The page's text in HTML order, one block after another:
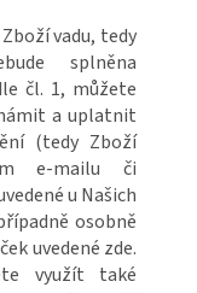
vadu, tedy
splněna
čl. 1, můžete
a uplatnit
(tedy Zboží
e-mailu či
u Našich
osobně
uvedené zde.
využít také